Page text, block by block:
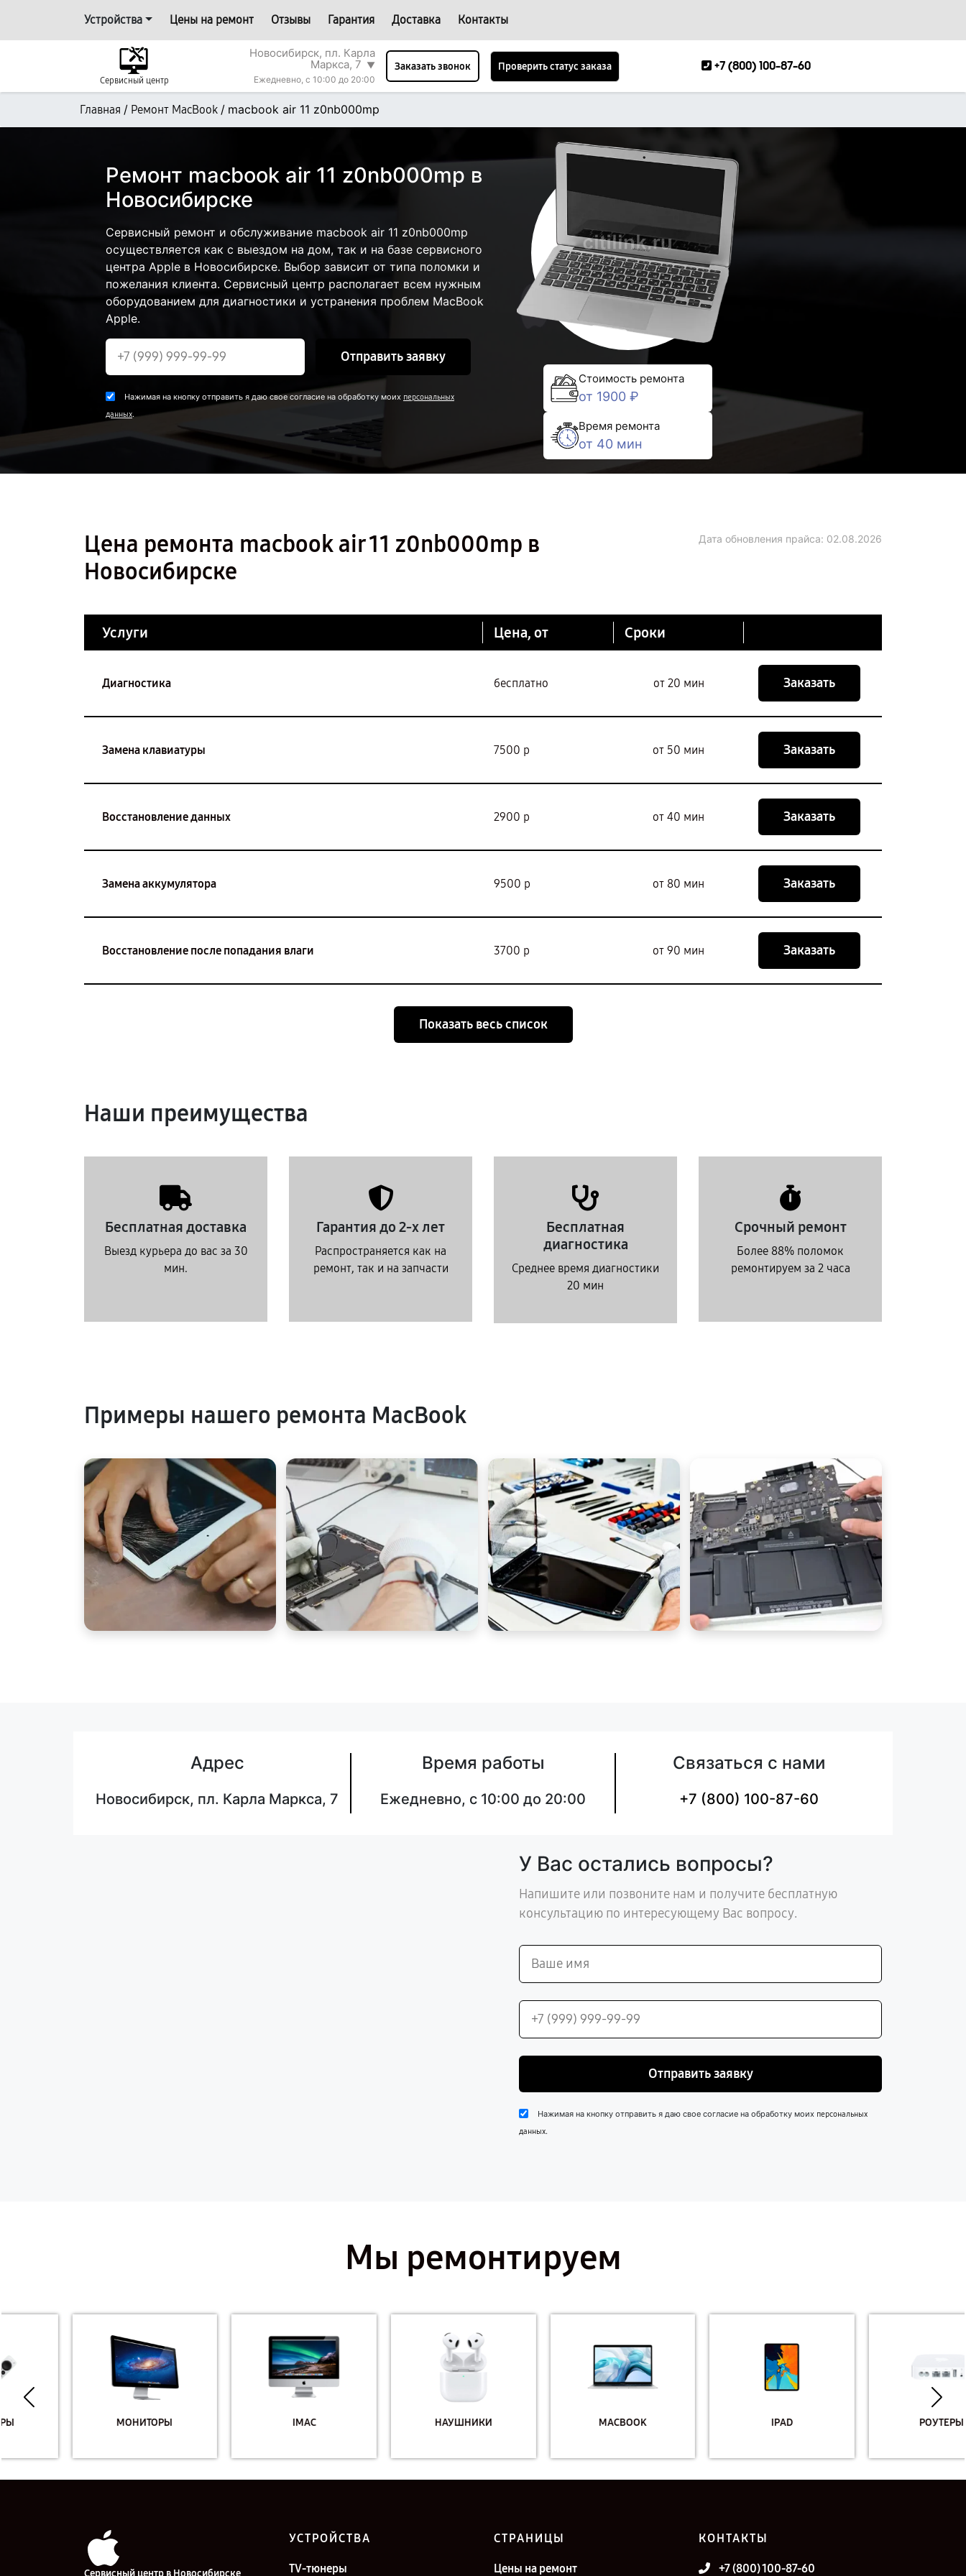
Устройства Цены на ремонт Отзывы Гарантия Доставка Контакты
Сервисный центр
Новосибирск, пл. Карла
Маркса, 7 ▼
Ежедневно, с 10:00 до 20:00
Заказать звонок Проверить статус заказа +7 (800) 100-87-60
Главная / Ремонт MacBook / macbook air 11 z0nb000mp
Ремонт macbook air 11 z0nb000mp в
Новосибирске
Сервисный ремонт и обслуживание macbook air 11 z0nb000mp
осуществляется как с выездом на дом, так и на базе сервисного
центра Apple в Новосибирске. Выбор зависит от типа поломки и
пожелания клиента. Сервисный центр располагает всем нужным
оборудованием для диагностики и устранения проблем MacBook
Apple.
Отправить заявку
Нажимая на кнопку отправить я даю свое согласие на обработку моих персональных
данных.
Стоимость ремонта
от 1900 ₽
Время ремонта
от 40 мин
Цена ремонта macbook air 11 z0nb000mp в
Новосибирске
Дата обновления прайса: 02.08.2026
Услуги Цена, от Сроки
Диагностика бесплатно от 20 мин Заказать
Замена клавиатуры 7500 р от 50 мин Заказать
Восстановление данных 2900 р от 40 мин Заказать
Замена аккумулятора 9500 р от 80 мин Заказать
Восстановление после попадания влаги 3700 р от 90 мин Заказать
Показать весь список
Наши преимущества
Бесплатная доставка
Выезд курьера до вас за 30
мин.
Гарантия до 2-х лет
Распространяется как на
ремонт, так и на запчасти
Бесплатная
диагностика
Среднее время диагностики
20 мин
Срочный ремонт
Более 88% поломок
ремонтируем за 2 часа
Примеры нашего ремонта MacBook
Адрес
Новосибирск, пл. Карла Маркса, 7
Время работы
Ежедневно, с 10:00 до 20:00
Связаться с нами
+7 (800) 100-87-60
У Вас остались вопросы?
Напишите или позвоните нам и получите бесплатную
консультацию по интересующему Вас вопросу.
Отправить заявку
Нажимая на кнопку отправить я даю свое согласие на обработку моих персональных
данных.
Мы ремонтируем
Сервисный центр в Новосибирске
УСТРОЙСТВА
TV-тюнеры
СТРАНИЦЫ
Цены на ремонт
КОНТАКТЫ
+7 (800) 100-87-60